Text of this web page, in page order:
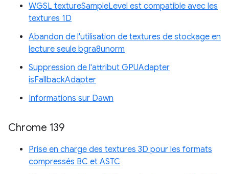
WGSL textureSampleLevel est compatible avec les
textures 1D
Abandon de l'utilisation de textures de stockage en
lecture seule bgra8unorm
Suppression de l'attribut GPUAdapter
isFallbackAdapter
Informations sur Dawn
Chrome 139
Prise en charge des textures 3D pour les formats
compressés BC et ASTC